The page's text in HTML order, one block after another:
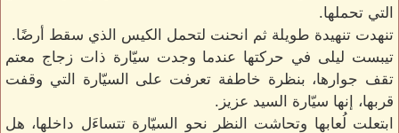
التي تحملها.
تنهدت تنهيدة طويلة ثم انحنت لتحمل الكيس الذي سقط أرضًا.
تيبست ليلى في حركتها عندما وجدت سيّارة ذات زجاج معتم
تقف جوارها، بنظرة خاطفة تعرفت على السيّارة التي وقفت
قربها، إنها سيّارة السيد عزيز.
ابتعلت لُعابها وتحاشت النظر نحو السيّارة تتساءَل داخلها، هل